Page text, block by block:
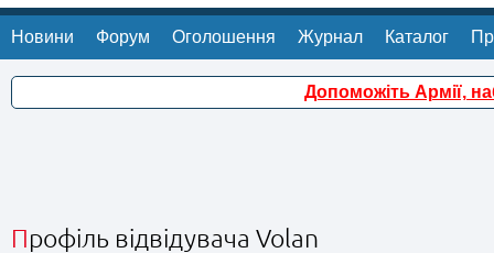
Новини Форум Оголошення Журнал Каталог
Допоможіть Армії,
Профіль відвідувача Volan